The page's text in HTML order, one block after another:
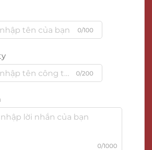
0/100
0/200
0/1000